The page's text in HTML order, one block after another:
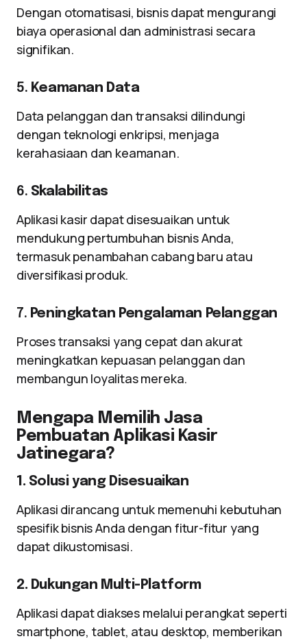
Dengan otomatisasi, bisnis dapat mengurangi
biaya operasional dan administrasi secara
signifikan.
5. Keamanan Data
Data pelanggan dan transaksi dilindungi
dengan teknologi enkripsi, menjaga
kerahasiaan dan keamanan.
6. Skalabilitas
Aplikasi kasir dapat disesuaikan untuk
mendukung pertumbuhan bisnis Anda,
termasuk penambahan cabang baru atau
diversifikasi produk.
7. Peningkatan Pengalaman Pelanggan
Proses transaksi yang cepat dan akurat
meningkatkan kepuasan pelanggan dan
membangun loyalitas mereka.
Mengapa Memilih Jasa
Pembuatan Aplikasi Kasir
Jatinegara?
1. Solusi yang Disesuaikan
Aplikasi dirancang untuk memenuhi kebutuhan
spesifik bisnis Anda dengan fitur-fitur yang
dapat dikustomisasi.
2. Dukungan Multi-Platform
Aplikasi dapat diakses melalui perangkat seperti
smartphone, tablet, atau desktop, memberikan